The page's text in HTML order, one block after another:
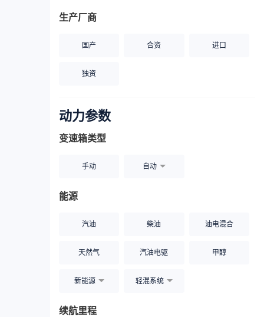
生产厂商
国产 合资 进口
独资
动力参数
变速箱类型
手动 自动
能源
汽油 柴油 油电混合
天然气 汽油电驱 甲醇
新能源 轻混系统
续航里程